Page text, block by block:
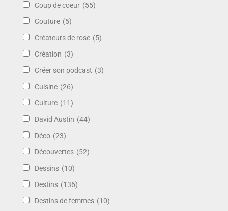
Coup de coeur (55)
Couture (5)
Créateurs de rose (5)
Création (3)
Créer son podcast (3)
Cuisine (26)
Culture (11)
David Austin (44)
Déco (23)
Découvertes (52)
Dessins (10)
Destins (136)
Destins de femmes (10)